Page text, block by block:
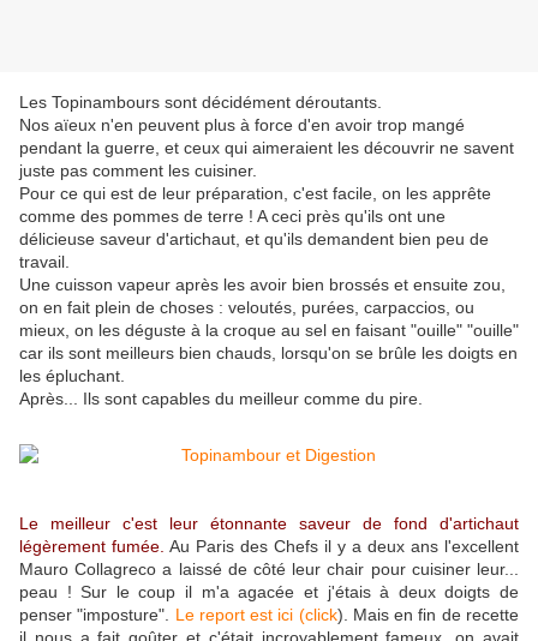
Les Topinambours sont décidément déroutants.
Nos aïeux n'en peuvent plus à force d'en avoir trop mangé
pendant la guerre, et ceux qui aimeraient les découvrir ne savent
juste pas comment les cuisiner.
Pour ce qui est de leur préparation, c'est facile, on les apprête
comme des pommes de terre ! A ceci près qu'ils ont une
délicieuse saveur d'artichaut, et qu'ils demandent bien peu de
travail.
Une cuisson vapeur après les avoir bien brossés et ensuite zou,
on en fait plein de choses : veloutés, purées, carpaccios, ou
mieux, on les déguste à la croque au sel en faisant "ouille" "ouille"
car ils sont meilleurs bien chauds, lorsqu'on se brûle les doigts en
les épluchant.
Après... Ils sont capables du meilleur comme du pire.
Le meilleur
c'est leur étonnante saveur de fond d'artichaut
légèrement fumée. Au Paris des Chefs il y a deux ans l'excellent
Mauro Collagreco a laissé de côté leur chair pour cuisiner leur...
peau ! Sur le coup il m'a agacée et j'étais à deux doigts de
penser "imposture". Le report est ici (click). Mais en fin de recette